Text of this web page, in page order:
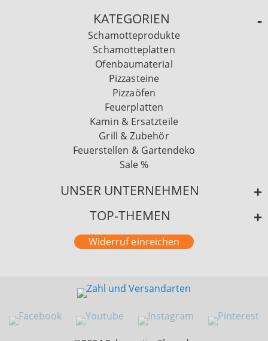
KATEGORIEN
Schamotteprodukte
Schamotteplatten
Ofenbaumaterial
Pizzasteine
Pizzaöfen
Feuerplatten
Kamin & Ersatzteile
Grill & Zubehör
Feuerstellen & Gartendeko
Sale %
UNSER UNTERNEHMEN
TOP-THEMEN
Widerruf einreichen